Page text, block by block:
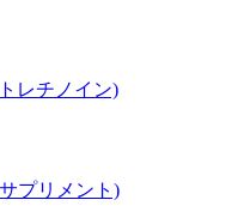
レチノイン)
プリメント)